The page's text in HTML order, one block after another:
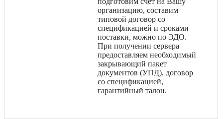
организацию, составим
типовой договор со
спецификацией и сроками
поставки, можно по ЭДО.
При получении сервера
предоставляем необходимый
закрывающий пакет
документов (УПД), договор
со спецификацией,
гарантийный талон.